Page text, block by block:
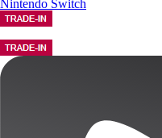
Nintendo Switch